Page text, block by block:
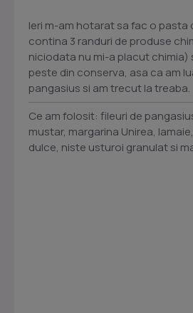
Ieri m-am hotarat sa fac o pasta
contina 3 randuri de produse
niciodata nu mi-a placut chimia)
peste din conserva, asa ca am
pangasius si am trecut la treaba.
Ce am folosit: fileuri de
mustar, margarina Unirea,
dulce, niste usturoi granulat si